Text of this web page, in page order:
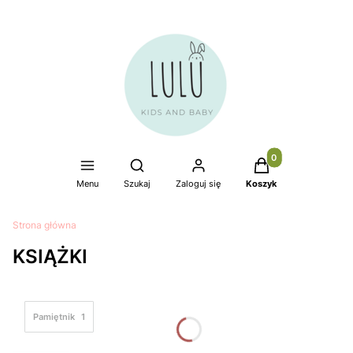
Menu
Otwórz wyszukiwarkę
Szukaj Zaloguj się
Produkty w
Koszyk
Strona główna
KSIĄŻKI
Pamiętnik 1